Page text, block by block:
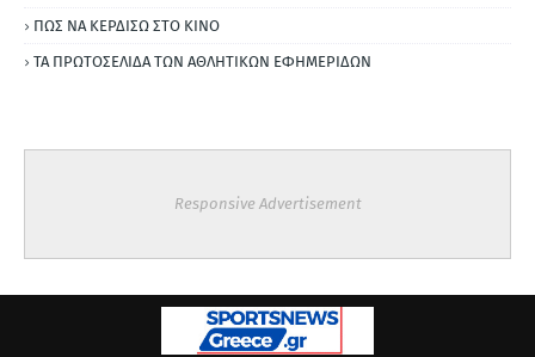
ΠΩΣ ΝΑ ΚΕΡΔΙΣΩ ΣΤΟ ΚΙΝΟ
ΤΑ ΠΡΩΤΟΣΕΛΙΔΑ ΤΩΝ ΑΘΛΗΤΙΚΩΝ ΕΦΗΜΕΡΙΔΩΝ
Responsive Advertisement